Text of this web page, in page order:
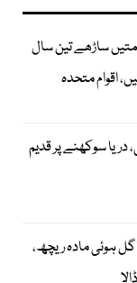
ساڑھے تین سال
اقوام متحدہ
سوکھنے پر قدیم
ہوئی مادہ ریچھ،